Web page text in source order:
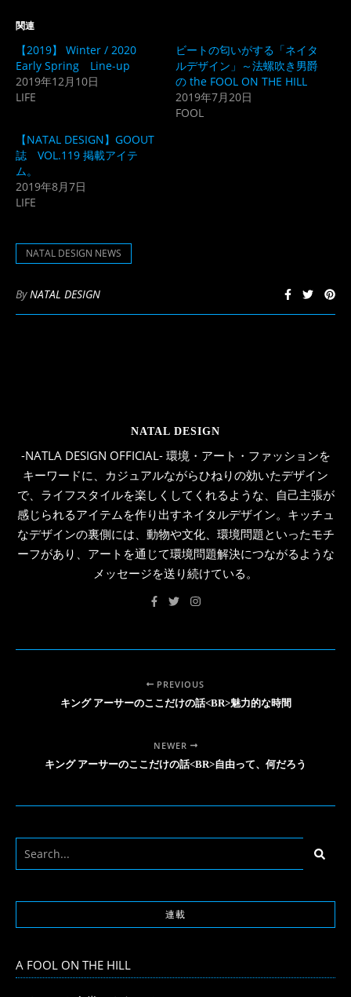
有
(新
し
い
ウ
ウ
で
開
き
す)
リ
ッ
ク
し
て
い
(新
し
い
ィ
ン
き
ま
す)
関連
【2019】 Winter / 2020
Early Spring Line-up
2019年12月10日
LIFE
ビートの匂いがする「ネイタ
ルデザイン」～法螺吹き男爵
の the FOOL ON THE HILL
2019年7月20日
FOOL
【NATAL DESIGN】GOOUT
誌 VOL.119 掲載アイテ
ム。
2019年8月7日
LIFE
NATAL DESIGN NEWS
ByNATAL DESIGN
NATAL DESIGN
-NATLA DESIGN OFFICIAL- 環境・アート・ファッションを
キーワードに、カジュアルながらひねりの効いたデザイン
で、ライフスタイルを楽しくしてくれるような、自己主張が
感じられるアイテムを作り出すネイタルデザイン。キッチュ
なデザインの裏側には、動物や文化、環境問題といったモチ
ーフがあり、アートを通じて環境問題解決につながるような
メッセージを送り続けている。
PREVIOUS
キング アーサーのここだけの話<BR>魅力的な時間
NEWER
キング アーサーのここだけの話<BR>自由って、何だろう
連載
A FOOL ON THE HILL